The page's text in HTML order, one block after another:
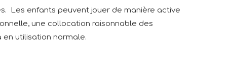
Les enfants peuvent jouer de manière active
une collocation raisonnable des
en utilisation normale.